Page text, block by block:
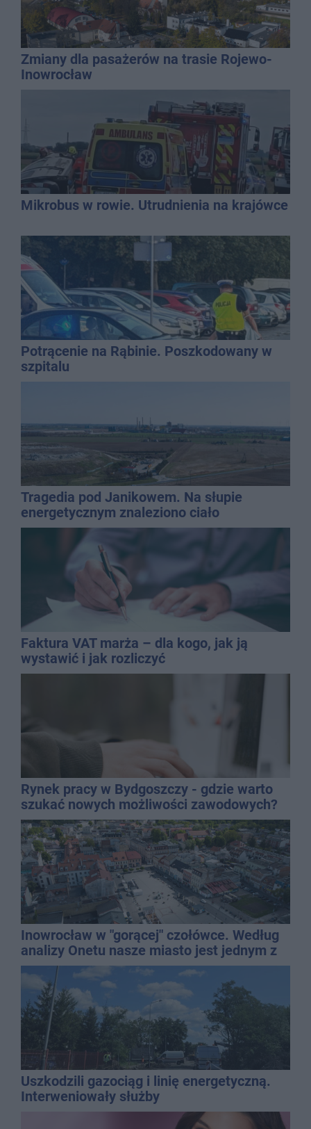
Zmiany dla pasażerów na trasie Rojewo-
Inowrocław
Mikrobus w rowie. Utrudnienia na krajówce
Potrącenie na Rąbinie. Poszkodowany w
szpitalu
Tragedia pod Janikowem. Na słupie
energetycznym znaleziono ciało
mężczyzny
Faktura VAT marża – dla kogo, jak ją
wystawić i jak rozliczyć
Rynek pracy w Bydgoszczy - gdzie warto
szukać nowych możliwości zawodowych?
Inowrocław w "gorącej" czołówce. Według
analizy Onetu nasze miasto jest jednym z
najbardziej narażonych na upały
Uszkodzili gazociąg i linię energetyczną.
Interweniowały służby